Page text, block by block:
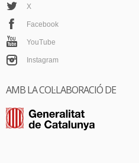
X
Facebook
YouTube
Instagram
AMB LA COL·LABORACIÓ DE